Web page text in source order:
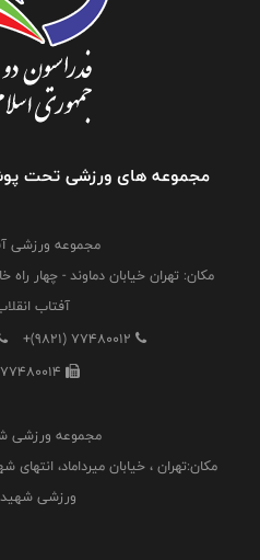
مجموعه های ورزشی تحت
مجموعه ورزشی
مکان: تهران خیابان دماوند - چهار
آفتاب
+(9821) 77480012
مجموعه ورزشی
مکان:تهران ، خیابان میرداماد،
ورزشی